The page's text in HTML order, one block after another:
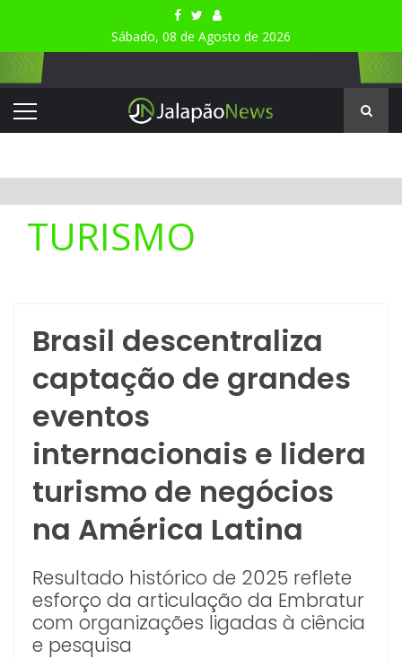
Sábado, 08 de Agosto de 2026
TURISMO
Brasil descentraliza
captação de grandes
eventos
internacionais e lidera
turismo de negócios
na América Latina
Resultado histórico de 2025 reflete
esforço da articulação da Embratur
com organizações ligadas à ciência
e pesquisa